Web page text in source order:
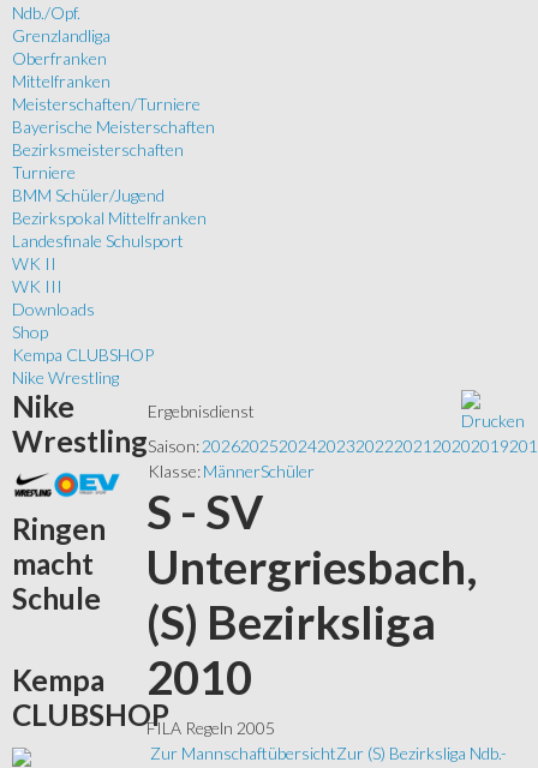
Ndb./Opf.
Grenzlandliga
Oberfranken
Mittelfranken
Meisterschaften/Turniere
Bayerische Meisterschaften
Bezirksmeisterschaften
Turniere
BMM Schüler/Jugend
Bezirkspokal Mittelfranken
Landesfinale Schulsport
WK II
WK III
Downloads
Shop
Kempa CLUBSHOP
Nike Wrestling
Ergebnisdienst
Saison:202620252024202320222021 20202019
Klasse:MännerSchüler
S - SV
Untergriesbach,
(S) Bezirksliga
2010
FILA Regeln 2005
Zur MannschaftübersichtZur (S) Bezirksliga Ndb.-
Nike
Wrestling
Ringen
macht
Schule
Kempa
CLUBSHOP